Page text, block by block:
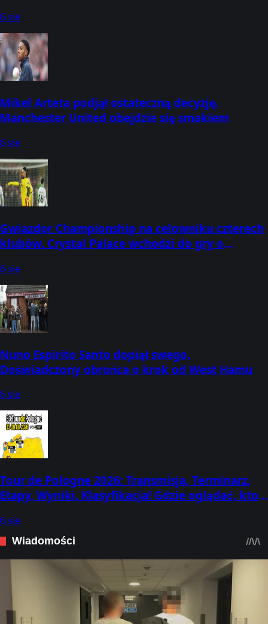
6 sie
Mikel Arteta podjął ostateczną decyzję.
Manchester United obejdzie się smakiem
6 sie
Gwiazdor Championship na celowniku czterech
klubów. Crystal Palace wchodzi do gry o
6 sie
Nuno Espirito Santo dopiął swego.
Doświadczony obrońca o krok od West Hamu
6 sie
Tour de Pologne 2026: Transmisja, Terminarz,
Etapy, Wyniki, Klasyfikacja! Gdzie oglądać, kto
6 sie